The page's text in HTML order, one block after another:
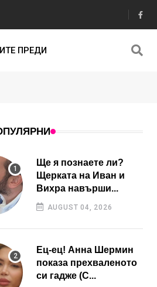
ПРЕДИ
Ще я познаете ли?
Щерката на Иван и
Вихра навърши...
AUGUST 04, 2026
Ец-ец! Анна Шермин
показа прехваленото
си гадже (С...